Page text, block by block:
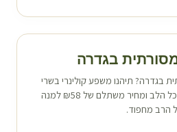
בגדרה
בגדרה? תיהנו משפע קולינרי בשרי
עשיר, מטעמים אותנטיים מכל הלב ומחיר משתלם של ₪58 למנה
הרב מחפוד.